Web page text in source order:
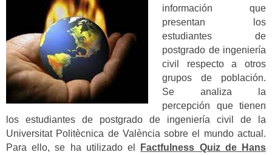
información que
presentan los
estudiantes de
postgrado de ingeniería
civil respecto a otros
grupos de población.
Se analiza la
percepción que tienen
los estudiantes de postgrado de ingeniería civil de la
Universitat Politècnica de València sobre el mundo actual.
Para ello, se ha utilizado el
Factfulness Quiz de Hans